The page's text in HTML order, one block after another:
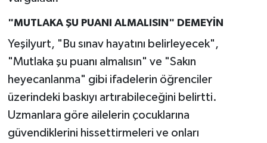
"MUTLAKA ŞU PUANI ALMALISIN" DEMEYİN
Yeşilyurt, "Bu sınav hayatını belirleyecek",
"Mutlaka şu puanı almalısın" ve "Sakın
heyecanlanma" gibi ifadelerin öğrenciler
üzerindeki baskıyı artırabileceğini belirtti.
Uzmanlara göre ailelerin çocuklarına
güvendiklerini hissettirmeleri ve onları